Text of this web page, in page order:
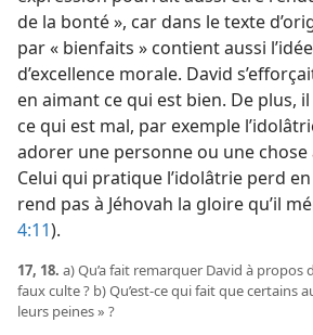
de la bonté », car dans le texte
par « bienfaits » contient aussi
d’excellence morale. David
en aimant ce qui est bien. De plus,
ce qui est mal, par exemple
adorer une personne ou une chose
Celui qui pratique l’idolâtrie perd
rend pas à Jéhovah la gloire qu’il
4:11).
17, 18. a) Qu’a fait remarquer David à propos
faux culte ? b) Qu’est-​ce qui fait que certains
leurs peines » ?